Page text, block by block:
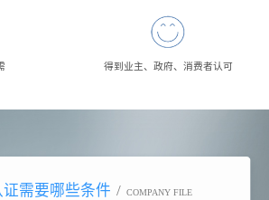
得到业主、政府、消费者认可
需要哪些条件 / COMPANY FILE